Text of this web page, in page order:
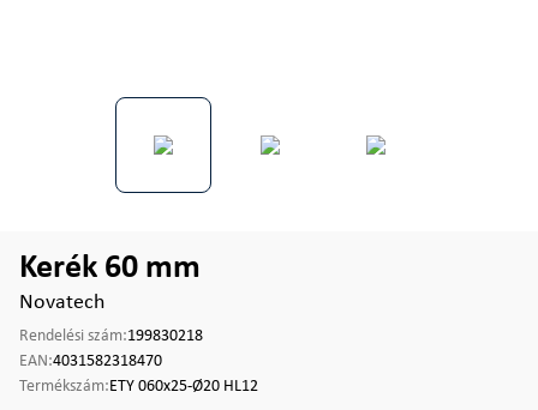
Kerék 60 mm
Novatech
Rendelési szám:199830218
EAN:4031582318470
Termékszám:ETY 060x25-Ø20 HL12